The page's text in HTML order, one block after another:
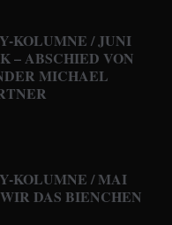
KOLUMNE / JUNI
– ABSCHIED VON
MICHAEL
KOLUMNE / MAI
DAS BIENCHEN